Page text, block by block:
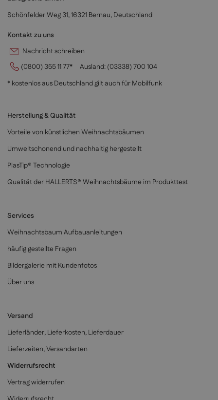
Schönfelder Weg 31, 16321 Bernau, Deutschland
Kontakt zu uns
Nachricht schreiben
(0800) 355 11 77*
Ausland: (03338) 700 104
* kostenlos aus Deutschland gilt auch für Mobilfunk
Herstellung & Qualität
Vorteile von künstlichen Weihnachtsbäumen
Umweltschonend und nachhaltig hergestellt
PlasTip® Technologie
Qualität der HALLERTS® Weihnachtsbäume im Produkttest
Services
Weihnachtsbaum Aufbauanleitungen
häufig gestellte Fragen
Bildergalerie mit Kundenfotos
Über uns
Versand
Lieferländer, Lieferkosten, Lieferdauer
Lieferzeiten, Versandarten
Widerrufsrecht
Vertrag widerrufen